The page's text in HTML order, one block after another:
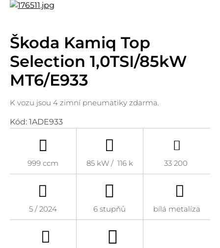
Škoda Kamiq Top
Selection 1,0TSI/85kW
MT6/E933
K vozu jsou 4 zimní pneumatiky zdarma.
Kód: 1ADE933
999 ccm 85 kW / 116 k 33 200
5 / 2024 6 stupňů bílá metalíza